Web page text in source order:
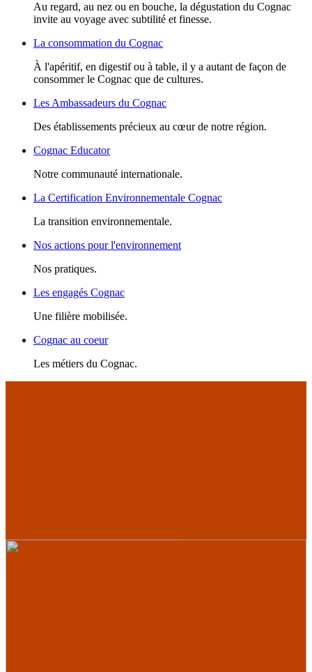
Au regard, au nez ou en bouche, la dégustation du Cognac
invite au voyage avec subtilité et finesse.
La consommation du Cognac
À l'apéritif, en digestif ou à table, il y a autant de façon de
consommer le Cognac que de cultures.
Les Ambassadeurs du Cognac
Des établissements précieux au cœur de notre région.
Cognac Educator
Notre communauté internationale.
La Certification Environnementale Cognac
La transition environnementale.
Nos actions pour l'environnement
Nos pratiques.
Les engagés Cognac
Une filière mobilisée.
Cognac au coeur
Les métiers du Cognac.